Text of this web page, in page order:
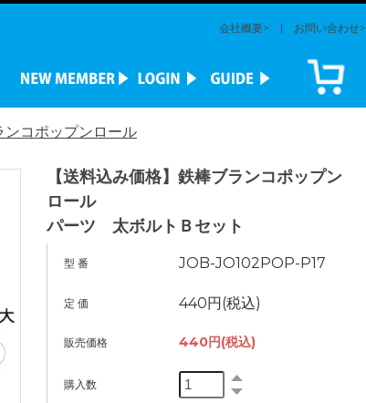
会社概要> | お問い合わせ>
ンコポップンロール
【送料込み価格】鉄棒ブランコポップン
ロール
パーツ 太ボルトＢセット
型 番 JOB-JO102POP-P17
定 価 440円(税込)
販売価格 440円(税込)
購入数